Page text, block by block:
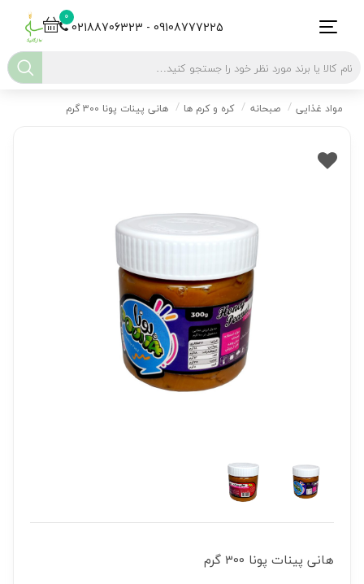
0
02188706323 - 09108777225
مواد غذایی صبحانه کره و کرم ها هانی پینات پونا 300 گرم
هانی پینات پونا 300 گرم